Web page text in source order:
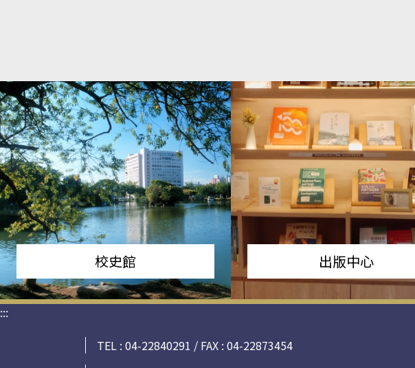
校史館 出版中心
:::
TEL : 04-22840291 / FAX : 04-22873454